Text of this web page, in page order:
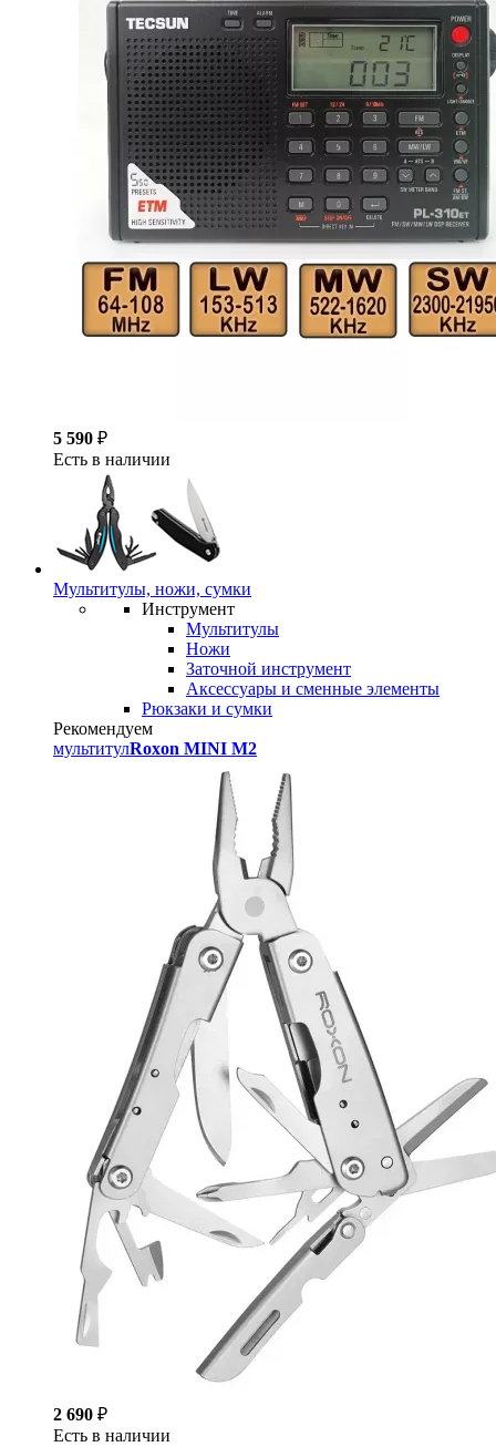
5 590 ₽
Есть в наличии
Мультитулы, ножи, сумки
Инструмент
Мультитулы
Ножи
Заточной инструмент
Аксессуары и сменные элементы
Рюкзаки и сумки
Рекомендуем
мультитулRoxon MINI M2
2 690 ₽
Есть в наличии